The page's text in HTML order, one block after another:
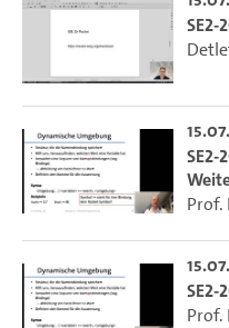
SE2-
SE2-
Prof.
SE2-
Prof.